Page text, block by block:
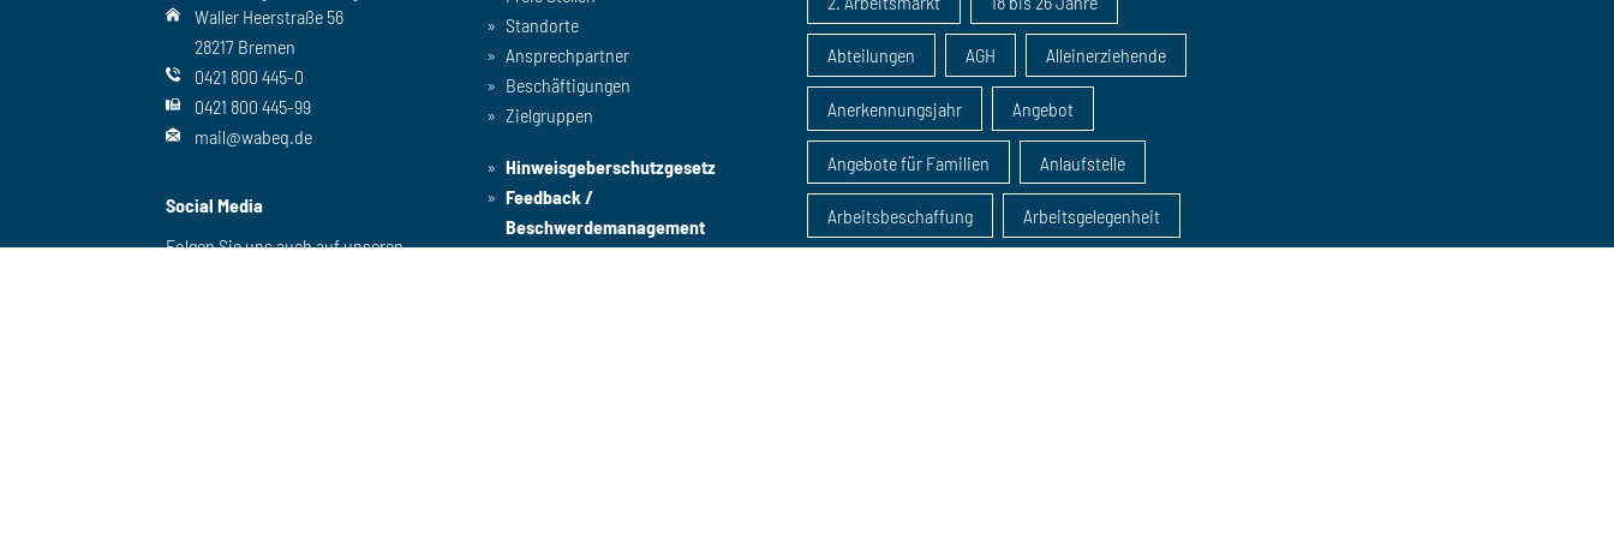
Waller Heerstraße 56
28217 Bremen
0421 800 445-0
0421 800 445-99
mail@wabeq.de
Social Media
Folgen Sie uns auch auf unseren
Standorte
Ansprechpartner
Beschäftigungen
Zielgruppen
Hinweisgeberschutzgesetz
Feedback /
Beschwerdemanagement
Abteilungen AGH Alleinerziehende
Anerkennungsjahr Angebot
Angebote für Familien Anlaufstelle
Arbeitsbeschaffung Arbeitsgelegenheit